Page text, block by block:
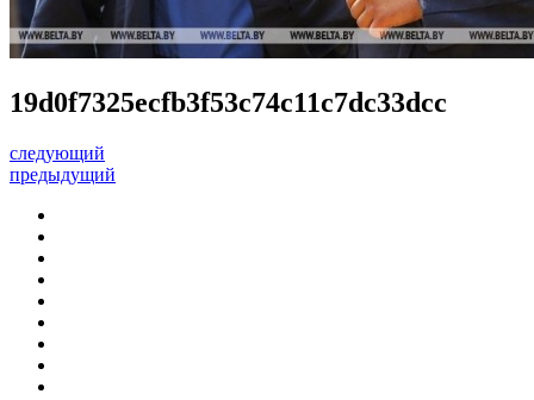
19d0f7325ecfb3f53c74c11c7dc33dcc
следующий
предыдущий